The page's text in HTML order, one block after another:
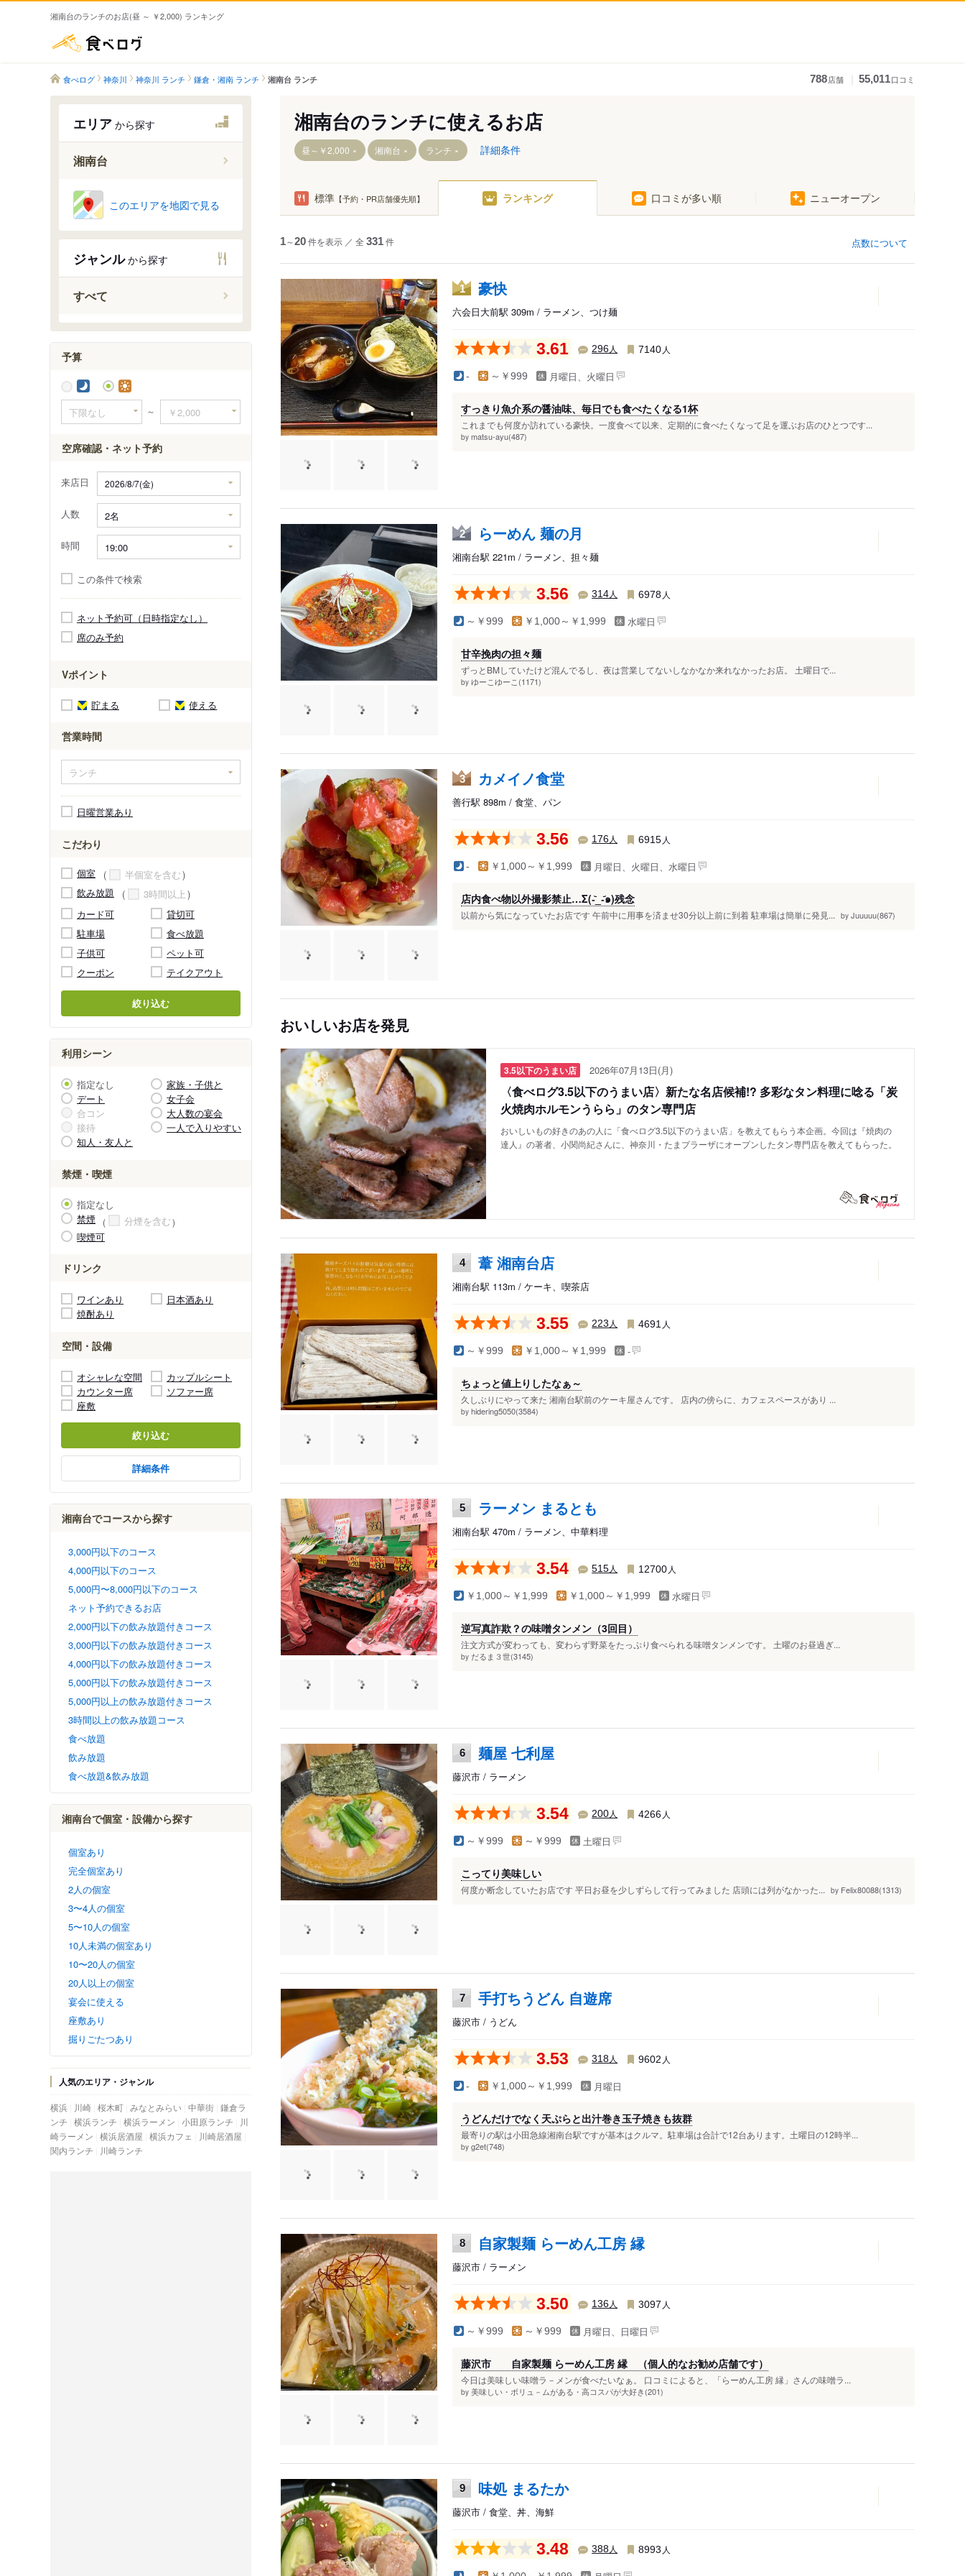
湘南台のランチのお店(昼 ～ ￥2,000) ランキング
食べログ 神奈川 神奈川 ランチ 鎌倉・湘南 ランチ 湘南台 ランチ 788店舗 55,011口コミ
エリア から探す
湘南台
長後駅
六会日大前駅
善行駅
このエリアを地図で見る
ジャンルから探す
すべて
予算
～
空席確認・ネット予約
来店日
人数
時間
この条件で検索
ネット予約可（日時指定なし）
席のみ予約
Vポイント
貯まる 使える
営業時間
日曜営業あり
こだわり
個室
半個室を含む
飲み放題
3時間以上
カード可
貸切可
駐車場
食べ放題
子供可
ペット可
クーポン
テイクアウト
絞り込む
利用シーン
指定なし
家族・子供と
デート
女子会
合コン
大人数の宴会
接待
一人で入りやすい
知人・友人と
禁煙・喫煙
指定なし
禁煙
分煙を含む
喫煙可
ドリンク
ワインあり
日本酒あり
焼酎あり
空間・設備
オシャレな空間
カップルシート
カウンター席
ソファー席
座敷
絞り込む
詳細条件
湘南台でコースから探す
3,000円以下のコース
4,000円以下のコース
5,000円〜8,000円以下のコース
ネット予約できるお店
2,000円以下の飲み放題付きコース
3,000円以下の飲み放題付きコース
4,000円以下の飲み放題付きコース
5,000円以下の飲み放題付きコース
5,000円以上の飲み放題付きコース
3時間以上の飲み放題コース
食べ放題
飲み放題
食べ放題&飲み放題
湘南台で個室・設備から探す
個室あり
完全個室あり
2人の個室
3〜4人の個室
5〜10人の個室
10人未満の個室あり
10〜20人の個室
20人以上の個室
宴会に使える
座敷あり
掘りごたつあり
人気のエリア・ジャンル
横浜 川崎 桜木町 みなとみらい 中華街 鎌倉ラ
ンチ 横浜ランチ 横浜ラーメン 小田原ランチ
川
崎ラーメン 横浜居酒屋 横浜カフェ
川崎居酒屋
関内ランチ
川崎ランチ
湘南台のランチに使えるお店
昼～￥2,000 湘南台 ランチ 詳細条件
標準【予約・PR店舗優先順】 ランキング 口コミが多い順 ニューオープン
点数について
1～20件を表示 ／ 全 331件
1 豪快
六会日大前駅 309m / ラーメン、つけ麺
3.61 296人 7140 人
- ～￥999 月曜日、火曜日
すっきり魚介系の醤油味、毎日でも食べたくなる1杯
これまでも何度か訪れている豪快。一度食べて以来、定期的に食べたくなって足を運ぶお店のひとつです...
by matsu-ayu(487)
2 らーめん 麺の月
湘南台駅 221m / ラーメン、担々麺
3.56 314人 6978 人
～￥999 ￥1,000～￥1,999 水曜日
甘辛挽肉の担々麺
ずっとBMしていたけど混んでるし、夜は営業してないしなかなか来れなかったお店。 土曜日で...
by ゆーこゆーこ(1171)
3 カメイノ食堂
善行駅 898m / 食堂、パン
3.56 176人 6915 人
- ￥1,000～￥1,999 月曜日、火曜日、水曜日
店内食べ物以外撮影禁止…Σ(-᷅_-᷄๑)残念
以前から気になっていたお店です 午前中に用事を済ませ30分以上前に到着 駐車場は簡単に発見... by Juuuuu(867)
おいしいお店を発見
3.5以下のうまい店 2026年07月13日(月)
〈食べログ3.5以下のうまい店〉新たな名店候補!? 多彩なタン料理に唸る「炭
火焼肉ホルモンうらら」のタン専門店
おいしいもの好きのあの人に「食べログ3.5以下のうまい店」を教えてもらう本企画。今回は『焼肉の
達人』の著者、小関尚紀さんに、神奈川・たまプラーザにオープンしたタン専門店を教えてもらった。
4 葦 湘南台店
湘南台駅 113m / ケーキ、喫茶店
3.55 223 人 4691 人
～￥999 ￥1,000～￥1,999 -
ちょっと値上りしたなぁ～
久しぶりにやって来た 湘南台駅前のケーキ屋さんです。 店内の傍らに、カフェスペースがあり ...
by hidering5050(3584)
5 ラーメン まるとも
湘南台駅 470m / ラーメン、中華料理
3.54 515人 12700 人
￥1,000～￥1,999 ￥1,000～￥1,999 水曜日
逆写真詐欺？の味噌タンメン（3回目）
注文方式が変わっても、変わらず野菜をたっぷり食べられる味噌タンメンです。 土曜のお昼過ぎ...
by だるま３世(3145)
6 麺屋 七利屋
藤沢市 / ラーメン
3.54 200人 4266 人
～￥999 ～￥999 土曜日
こってり美味しい
何度か断念していたお店です 平日お昼を少しずらして行ってみました 店頭には列がなかった... by Felix80088(1313)
7 手打ちうどん 自遊席
藤沢市 / うどん
3.53 318人 9602 人
- ￥1,000～￥1,999 月曜日
うどんだけでなく天ぷらと出汁巻き玉子焼きも抜群
最寄りの駅は小田急線湘南台駅ですが基本はクルマ。駐車場は合計で12台あります。土曜日の12時半...
by g2et(748)
8 自家製麺 らーめん工房 縁
藤沢市 / ラーメン
3.50 136人 3097 人
～￥999 ～￥999 月曜日、日曜日
藤沢市 自家製麺 らーめん工房 縁 （個人的なお勧め店舗です）
今日は美味しい味噌ラ－メンが食べたいなぁ。 口コミによると、「らーめん工房 縁」さんの味噌ラ...
by 美味しい・ボリュ－ムがある・高コスパが大好き(201)
9 味処 まるたか
藤沢市 / 食堂、丼、海鮮
3.48 388人 8993 人